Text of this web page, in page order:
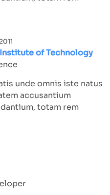
of Technology
unde omnis iste natus
accusantium
totam rem